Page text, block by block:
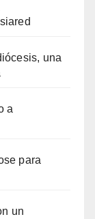
una
a
para
un